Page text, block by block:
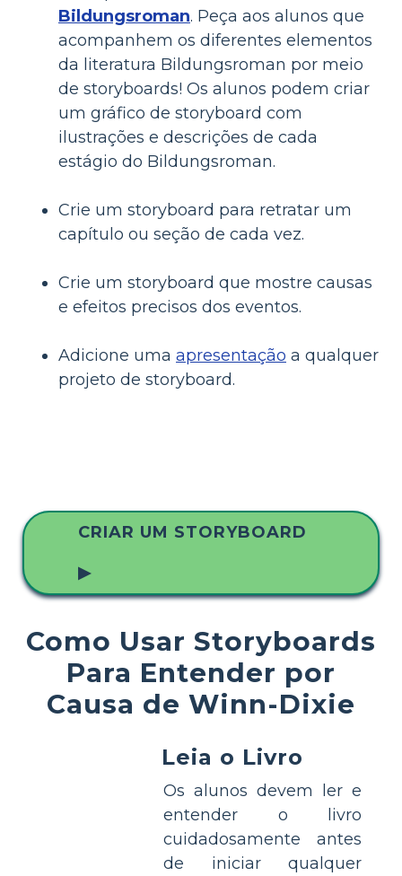
Bildungsroman. Peça aos alunos que
acompanhem os diferentes elementos
da literatura Bildungsroman por meio
de storyboards! Os alunos podem criar
um gráfico de storyboard com
ilustrações e descrições de cada
estágio do Bildungsroman.
Crie um storyboard para retratar um
capítulo ou seção de cada vez.
Crie um storyboard que mostre causas
e efeitos precisos dos eventos.
Adicione uma apresentação a qualquer
projeto de storyboard.
CRIAR UM STORYBOARD
▶
Como Usar Storyboards
Para Entender por
Causa de Winn-Dixie
Leia o Livro
Os alunos devem ler e
entender o livro
cuidadosamente antes
de iniciar qualquer